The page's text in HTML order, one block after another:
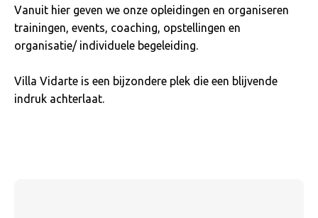
Vanuit hier geven we onze opleidingen en organiseren
trainingen, events, coaching, opstellingen en
organisatie/ individuele begeleiding.
Villa Vidarte is een bijzondere plek die een blijvende
indruk achterlaat.